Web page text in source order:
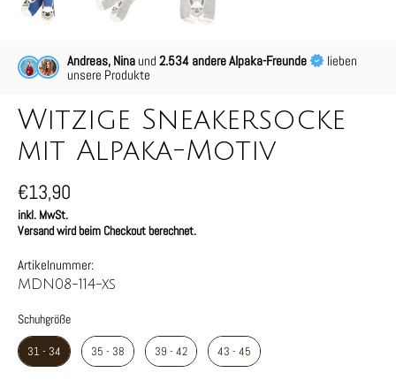
Andreas, Ninaund2.534 andere Alpaka-Freunde
lieben
unsere Produkte
Witzige Sneakersocke
mit Alpaka-Motiv
€13,90
inkl. MwSt.
Versand wird beim Checkout berechnet.
Artikelnummer:
MDN08-114-xs
SchuhgrößeSchuhgröße
31 - 34 35 - 38 39 - 42 43 - 45